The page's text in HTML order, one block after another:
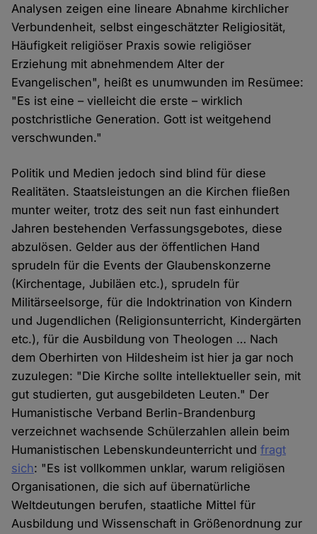
Analysen zeigen eine lineare Abnahme kirchlicher
Verbundenheit, selbst eingeschätzter Religiosität,
Häufigkeit religiöser Praxis sowie religiöser
Erziehung mit abnehmendem Alter der
Evangelischen", heißt es unumwunden im Resümee:
"Es ist eine – vielleicht die erste – wirklich
postchristliche Generation. Gott ist weitgehend
verschwunden."
Politik und Medien jedoch sind blind für diese
Realitäten. Staatsleistungen an die Kirchen fließen
munter weiter, trotz des seit nun fast einhundert
Jahren bestehenden Verfassungsgebotes, diese
abzulösen. Gelder aus der öffentlichen Hand
sprudeln für die Events der Glaubenskonzerne
(Kirchentage, Jubiläen etc.), sprudeln für
Militärseelsorge, für die Indoktrination von Kindern
und Jugendlichen (Religionsunterricht, Kindergärten
etc.), für die Ausbildung von Theologen … Nach
dem Oberhirten von Hildesheim ist hier ja gar noch
zuzulegen: "Die Kirche sollte intellektueller sein, mit
gut studierten, gut ausgebildeten Leuten." Der
Humanistische Verband Berlin-Brandenburg
verzeichnet wachsende Schülerzahlen allein beim
Humanistischen Lebenskundeunterricht undfragt
sich: "Es ist vollkommen unklar, warum religiösen
Organisationen, die sich auf übernatürliche
Weltdeutungen berufen, staatliche Mittel für
Ausbildung und Wissenschaft in Größenordnung zur